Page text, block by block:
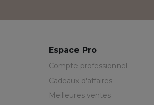
Espace Pro
Compte professionnel
Cadeaux d'affaires
Meilleures ventes